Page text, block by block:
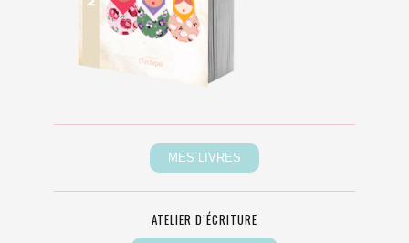
ATELIER D’ÉCRITURE